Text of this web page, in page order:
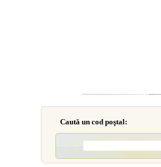
Caută un cod poştal: